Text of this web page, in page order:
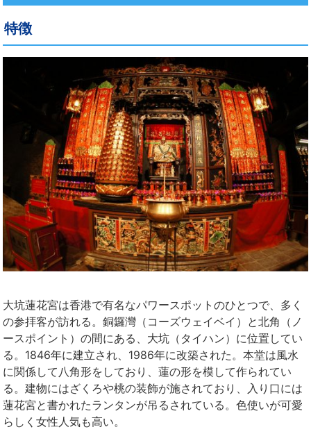
特徴
大坑蓮花宮は香港で有名なパワースポットのひとつで、多く
の参拝客が訪れる。銅鑼灣（コーズウェイベイ）と北角（ノ
ースポイント）の間にある、大坑（タイハン）に位置してい
る。1846年に建立され、1986年に改築された。本堂は風水
に関係して八角形をしており、蓮の形を模して作られてい
る。建物にはざくろや桃の装飾が施されており、入り口には
蓮花宮と書かれたランタンが吊るされている。色使いが可愛
らしく女性人気も高い。